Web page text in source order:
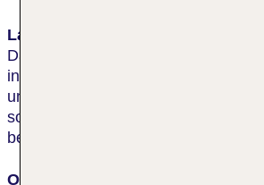
Lage & Umgebung
Das Hotel mit Landhaus-Charakter
in einer belebten Fußgängerzone
und dem Hauptbahnhof.
sowie Einkaufsmöglichkeiten sind
bequem zu Fuß zu erreichen.
Ort